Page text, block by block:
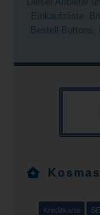
Einkaufsliste.
Bestell-Buttons,
Kreditkarte